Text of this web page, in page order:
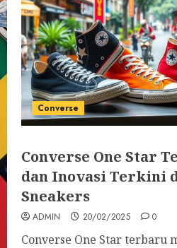
Converse
Converse One Star
dan Inovasi Terkini
Sneakers
ADMIN 20/02/2025 0
Converse One Star terbaru